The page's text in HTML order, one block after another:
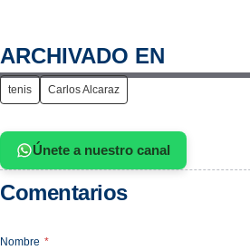
ARCHIVADO EN
tenis Carlos Alcaraz
Únete a nuestro canal
Comentarios
Nombre *